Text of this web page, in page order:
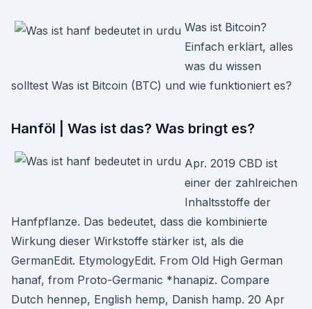
Was ist Bitcoin?
Einfach erklärt, alles
was du wissen
solltest Was ist Bitcoin (BTC) und wie funktioniert es?
Hanföl | Was ist das? Was bringt es?
Apr. 2019 CBD ist
einer der zahlreichen
Inhaltsstoffe der
Hanfpflanze. Das bedeutet, dass die kombinierte
Wirkung dieser Wirkstoffe stärker ist, als die
GermanEdit. EtymologyEdit. From Old High German
hanaf, from Proto-Germanic *hanapiz. Compare
Dutch hennep, English hemp, Danish hamp. 20 Apr